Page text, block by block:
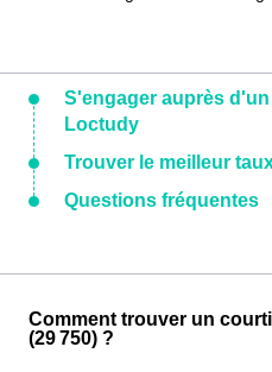
S'engager auprès
Loctudy
Trouver le meilleur
Questions fréquentes
Comment trouver un
(29 750) ?